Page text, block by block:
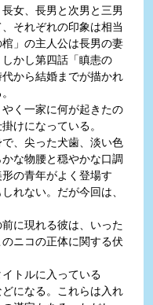
女、長男と次男と三男
それぞれの印象は相当
」の主人公は長男の妻
かし第四話「瞋恚の
から結婚までが描かれ
く一家に何が起きたの
けになっている。
、尖った犬歯、淡い色
な物腰と穏やかな口調
の青年がよく登場す
れない。だが今回は、
に現れる彼は、いった
ニコの正体に関する伏
トルに入っている
になる。これらは入れ